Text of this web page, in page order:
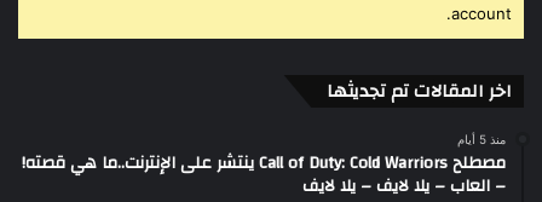
account.
اخر المقالات تم تجديثها
منذ 5 أيام
مصطلح Call of Duty: Cold Warriors ينتشر على الإنترنت..ما هي قصته!
– العاب – يلا لايف – يلا لايف